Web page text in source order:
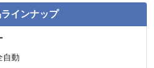
インナップ
自動